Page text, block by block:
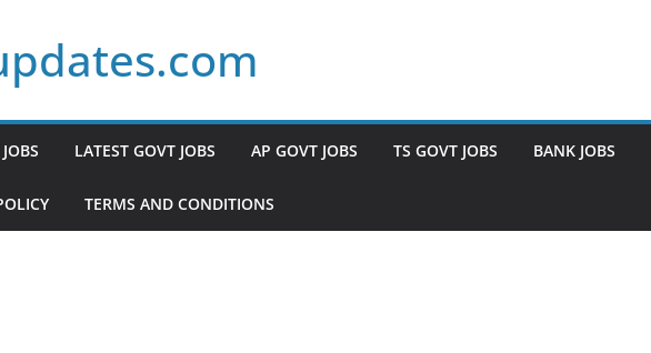
LATEST GOVT JOBS AP GOVT JOBS TS GOVT JOBS BANK JOBS
TERMS AND CONDITIONS